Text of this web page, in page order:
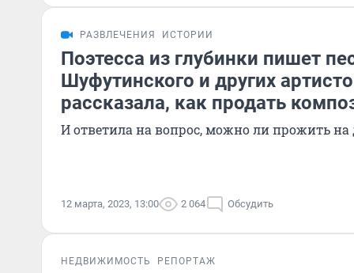
РАЗВЛЕЧЕНИЯ ИСТОРИИ
Поэтесса из глубинки пишет
Шуфутинского и других
рассказала, как продать
И ответила на вопрос, можно ли прожить на
12 марта, 2023, 13:00 2 064 Обсудить
НЕДВИЖИМОСТЬ РЕПОРТАЖ